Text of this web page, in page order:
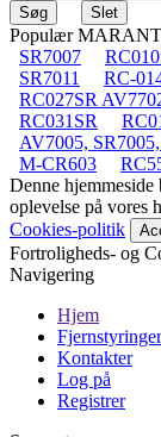
Populær
SR7007
SR7011
RC-
RC027SR
RC031SR
AV7005,
M-CR603
Denne hjemmeside
oplevelse på vores
Cookies-politik
Fortroligheds- og
Navigering
Hjem
Fjernstyringer
Kontakter
Log på
Registrer